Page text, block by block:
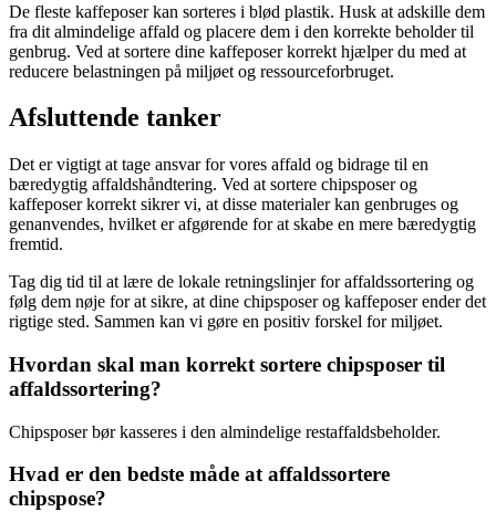
De fleste kaffeposer kan sorteres i blød plastik. Husk at adskille dem
fra dit almindelige affald og placere dem i den korrekte beholder til
genbrug. Ved at sortere dine kaffeposer korrekt hjælper du med at
reducere belastningen på miljøet og ressourceforbruget.
Afsluttende tanker
Det er vigtigt at tage ansvar for vores affald og bidrage til en
bæredygtig affaldshåndtering. Ved at sortere chipsposer og
kaffeposer korrekt sikrer vi, at disse materialer kan genbruges og
genanvendes, hvilket er afgørende for at skabe en mere bæredygtig
fremtid.
Tag dig tid til at lære de lokale retningslinjer for affaldssortering og
følg dem nøje for at sikre, at dine chipsposer og kaffeposer ender det
rigtige sted. Sammen kan vi gøre en positiv forskel for miljøet.
Hvordan skal man korrekt sortere chipsposer til
affaldssortering?
Chipsposer bør kasseres i den almindelige restaffaldsbeholder.
Hvad er den bedste måde at affaldssortere
chipspose?